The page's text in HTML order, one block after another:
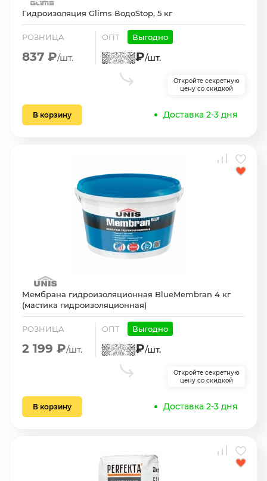
Гидроизоляция Glims ВодоStop, 5 кг
РОЗНИЦА
837 ₽/шт.
ОПТ Выгодно
₽/шт.
Откройте секретную
цену со скидкой
В корзину Доставка 2-3 дня
Мембрана гидроизоляционная BlueMembran 4 кг
(мастика гидроизоляционная)
РОЗНИЦА
2 199 ₽/шт.
ОПТ Выгодно
₽/шт.
Откройте секретную
цену со скидкой
В корзину Доставка 2-3 дня